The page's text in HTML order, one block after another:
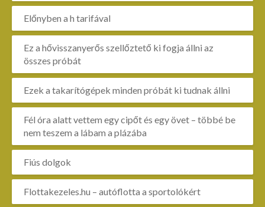
Előnyben a h tarifával
Ez a hővisszanyerős szellőztető ki fogja állni az
összes próbát
Ezek a takarítógépek minden próbát ki tudnak állni
Fél óra alatt vettem egy cipőt és egy övet – többé be
nem teszem a lábam a plázába
Fiús dolgok
Flottakezeles.hu – autóflotta a sportolókért